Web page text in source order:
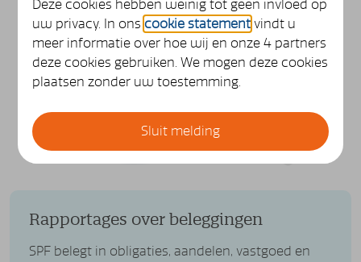
Rapportages over beleggingen
SPF belegt in obligaties, aandelen, vastgoed en
Deze cookies hebben weinig tot geen invloed op
uw privacy. In onscookie statement vindt u
meer informatie over hoe wij en onze 4 partners
deze cookies gebruiken. We mogen deze cookies
plaatsen zonder uw toestemming.
Sluit melding